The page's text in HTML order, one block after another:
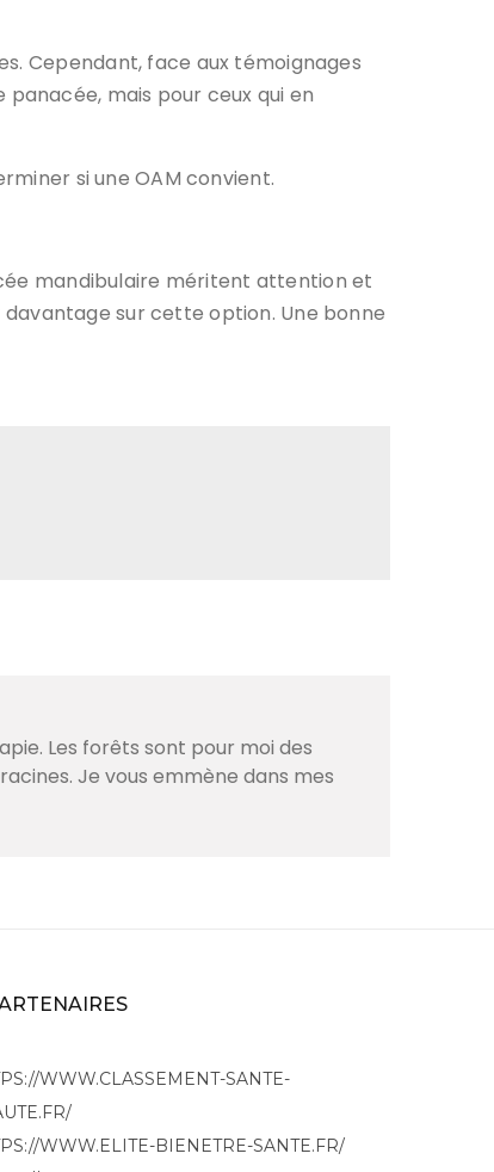
Cependant, face aux témoignages
mais pour ceux qui en
si une OAM convient.
mandibulaire méritent attention et
sur cette option. Une bonne
Les forêts sont pour moi des
Je vous emmène dans mes
WWW.CLASSEMENT-SANTE-
WWW.ELITE-BIENETRE-SANTE.FR/